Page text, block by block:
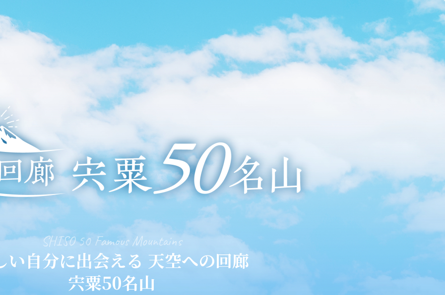
SHISO 50 Famous Mountains
い自分に出会える 天空への回廊
宍粟50名山